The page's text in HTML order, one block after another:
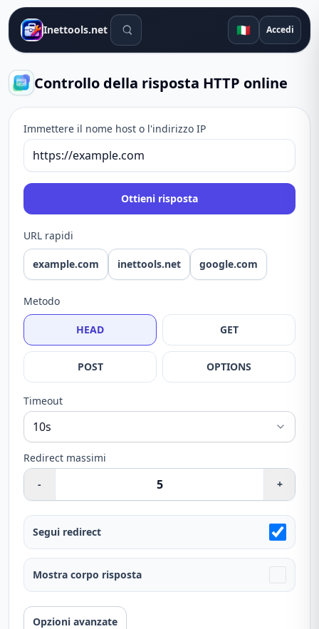
Inettools.net Strumenti di ricerca 🇮🇹 Accedi
Controllo della risposta HTTP online
Immettere il nome host o l'indirizzo IP
Ottieni risposta
URL rapidi
example.com inettools.net google.com
Metodo
HEAD GET
POST OPTIONS
Timeout
Redirect massimi
-
+
Segui redirect
Mostra corpo risposta
Opzioni avanzate